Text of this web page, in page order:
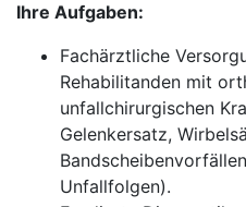
Ihre Aufgaben:
Fachärztliche
Rehabilitanden mit
unfallchirurgischen
Gelenkersatz,
Unfallfolgen).